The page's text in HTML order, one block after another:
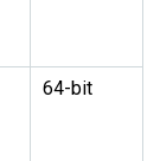
64-bit